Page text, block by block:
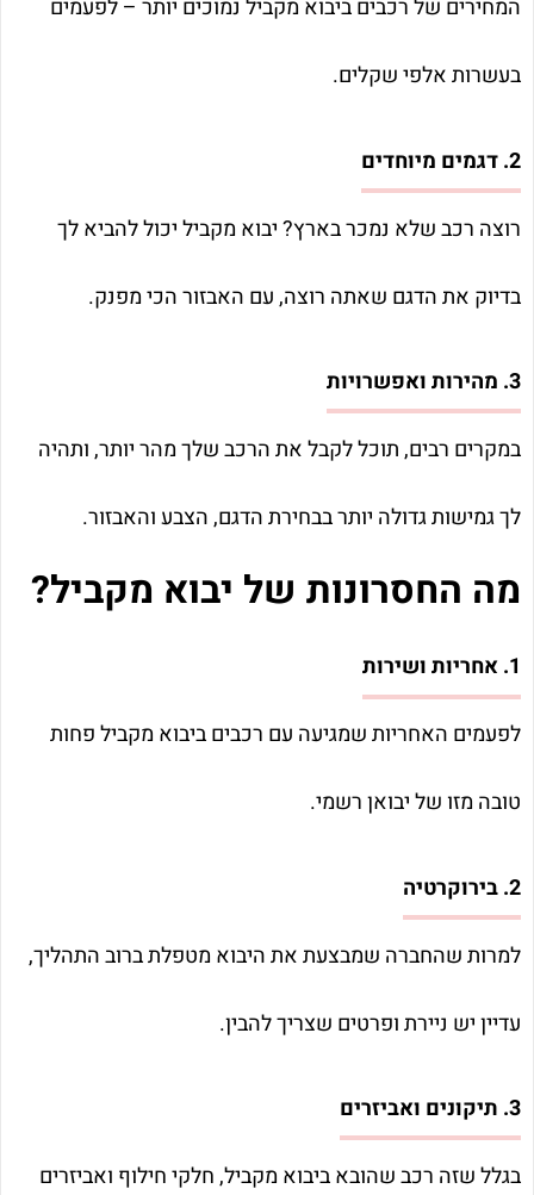
המחירים של רכבים ביבוא מקביל נמוכים יותר – לפעמים
בעשרות אלפי שקלים.
2. דגמים מיוחדים
רוצה רכב שלא נמכר בארץ? יבוא מקביל יכול להביא לך
בדיוק את הדגם שאתה רוצה, עם האבזור הכי מפנק.
3. מהירות ואפשרויות
במקרים רבים, תוכל לקבל את הרכב שלך מהר יותר, ותהיה
לך גמישות גדולה יותר בבחירת הדגם, הצבע והאבזור.
מה החסרונות של יבוא מקביל?
1. אחריות ושירות
לפעמים האחריות שמגיעה עם רכבים ביבוא מקביל פחות
טובה מזו של יבואן רשמי.
2. בירוקרטיה
למרות שהחברה שמבצעת את היבוא מטפלת ברוב התהליך,
עדיין יש ניירת ופרטים שצריך להבין.
3. תיקונים ואביזרים
בגלל שזה רכב שהובא ביבוא מקביל, חלקי חילוף ואביזרים